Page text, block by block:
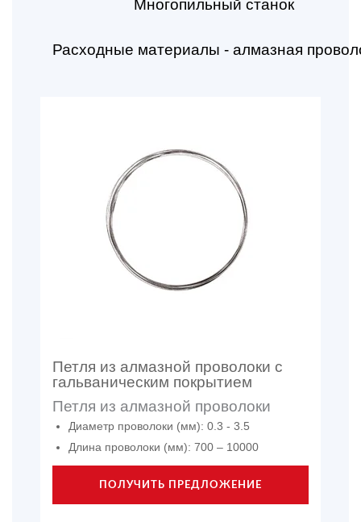
Многопильный станок
Расходные материалы - алмазная
Петля из алмазной проволоки с
гальваническим покрытием
Петля из алмазной проволоки
Диаметр проволоки (мм): 0.3 - 3.5
Длина проволоки (мм): 700 – 10000
ПОЛУЧИТЬ ПРЕДЛОЖЕНИЕ